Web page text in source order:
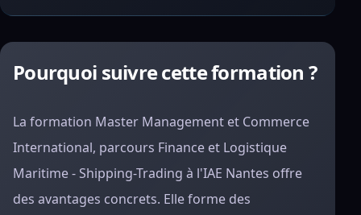
Pourquoi suivre cette formation ?
La formation Master Management et Commerce
International, parcours Finance et Logistique
Maritime - Shipping-Trading à l'IAE Nantes offre
des avantages concrets. Elle forme des